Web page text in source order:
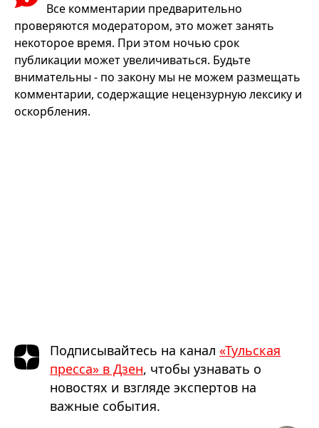
Все комментарии предварительно
проверяются модератором, это может занять
некоторое время. При этом ночью срок
публикации может увеличиваться. Будьте
внимательны - по закону мы не можем размещать
комментарии, содержащие нецензурную лексику и
оскорбления.
Подписывайтесь на канал «Тульская
пресса» в Дзен, чтобы узнавать о
новостях и взгляде экспертов на
важные события.